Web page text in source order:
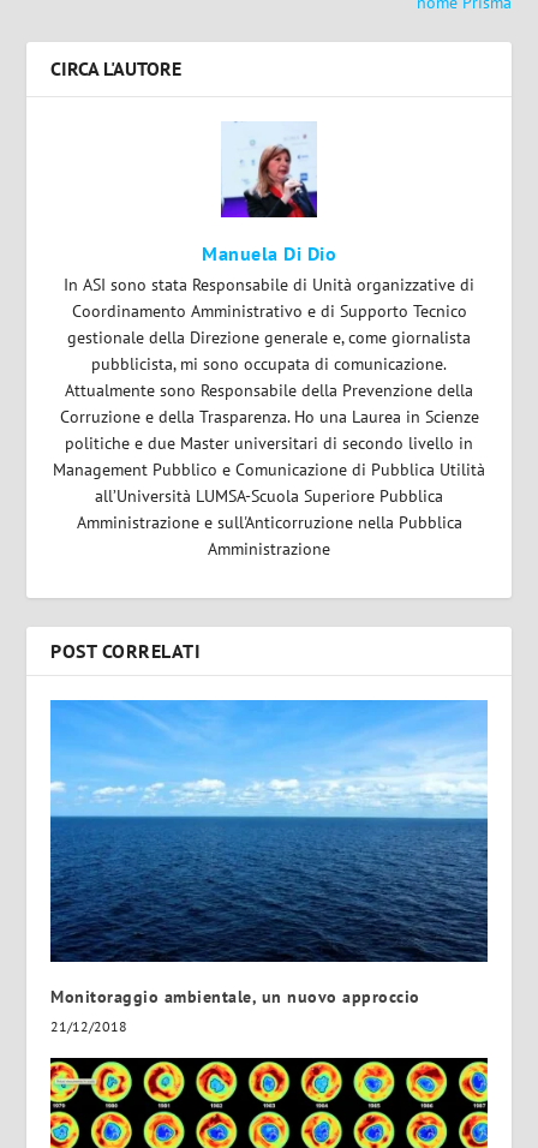
CIRCA L'AUTORE
Manuela Di Dio
In ASI sono stata Responsabile di Unità organizzative di
Coordinamento Amministrativo e di Supporto Tecnico
gestionale della Direzione generale e, come giornalista
pubblicista, mi sono occupata di comunicazione.
Attualmente sono Responsabile della Prevenzione della
Corruzione e della Trasparenza. Ho una Laurea in Scienze
politiche e due Master universitari di secondo livello in
Management Pubblico e Comunicazione di Pubblica Utilità
all’Università LUMSA-Scuola Superiore Pubblica
Amministrazione e sull'Anticorruzione nella Pubblica
Amministrazione
POST CORRELATI
Monitoraggio ambientale, un nuovo approccio
21/12/2018